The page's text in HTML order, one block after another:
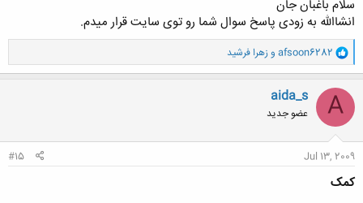
سلام باغبان جان
انشاالله به زودی پاسخ سوال شما رو توی سایت قرار میدم.
و
ا
ک
ن
ش
ه
ا
afsoon6282 وزهرا فرشید
A
aida_s
عضو جدید
Jul 13, 2009
#15
کمک